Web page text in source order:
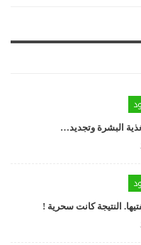
البشرة وتجديد…
النتيجة كانت سحرية !